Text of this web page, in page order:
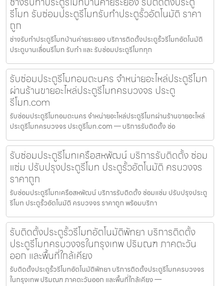
รีโมท รับซ่อมประตูรีโมทรับทำประตูรั้วอัตโนมัติ ราคา
ถูก
ช่างรับทำประตูรีโมทบ้านค่ายระยอง บริการติดตั้งประตูรั้วรีโมทอัตโนมัติ
ประตูบานเลื่อนรีโมท รับทำ และ รับซ่อมประตูรีโมททุก
รับซ่อมประตูรีโมทอมตะนคร จำหน่ายอะไหล่ประตูรีโมท
ผ่านร้านขายอะไหล่ประตูรีโมทครบวงจร ประตู
รีโมท.com
รับซ่อมประตูรีโมทอมตะนคร จำหน่ายอะไหล่ประตูรีโมทผ่านร้านขายอะไหล่
ประตูรีโมทครบวงจร ประตูรีโมท.com — บริการรับติดตั้ง ซ่อ
รับซ่อมประตูรีโมทเครือสหพัฒน์ บริการรับติดตั้ง ซ่อม
แซ่ม ปรับปรุงประตูรีโมท ประตูรั้วอัตโนมัติ ครบวงจร
ราคาถูก
รับซ่อมประตูรีโมทเครือสหพัฒน์ บริการรับติดตั้ง ซ่อมแซ่ม ปรับปรุงประตู
รีโมท ประตูรั้วอัตโนมัติ ครบวงจร ราคาถูก พร้อมบริกา
รับติดตั้งประตูรั้วรีโมทอัตโนมัติพัทยา บริการติดตั้ง
ประตูรีโมทครบวงจรในกรุงเทพ ปริมณฑ ภาคตะวัน
ออก และพื้นที่ใกล้เคียง
รับติดตั้งประตูรั้วรีโมทอัตโนมัติพัทยา บริการติดตั้งประตูรีโมทครบวงจร
ในกรุงเทพ ปริมณฑ ภาคตะวันออก และพื้นที่ใกล้เคียง —